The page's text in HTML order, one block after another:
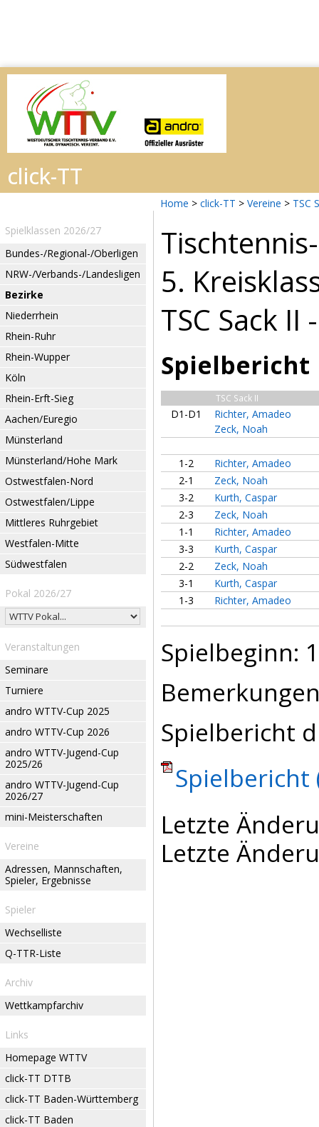
Home > click-TT > Vereine > TSC
Spielklassen 2026/27
Bundes-/Regional-/Oberligen
NRW-/Verbands-/Landesligen
Bezirke
Niederrhein
Rhein-Ruhr
Rhein-Wupper
Köln
Rhein-Erft-Sieg
Aachen/Euregio
Münsterland
Münsterland/Hohe Mark
Ostwestfalen-Nord
Ostwestfalen/Lippe
Mittleres Ruhrgebiet
Westfalen-Mitte
Südwestfalen
Pokal 2026/27
Veranstaltungen
Seminare
Turniere
andro WTTV-Cup 2025
andro WTTV-Cup 2026
andro WTTV-Jugend-Cup
2025/26
andro WTTV-Jugend-Cup
2026/27
mini-Meisterschaften
Vereine
Adressen, Mannschaften,
Spieler, Ergebnisse
Spieler
Wechselliste
Q-TTR-Liste
Archiv
Wettkampfarchiv
Links
Homepage WTTV
click-TT DTTB
click-TT Baden-Württemberg
click-TT Baden
5.
TSC Sack
Spielbericht
TSC Sack II
D1-D1
Richter, Amadeo
Zeck, Noah
1-2
Richter, Amadeo
2-1
Zeck, Noah
3-2
Kurth, Caspar
2-3
Zeck, Noah
1-1
Richter, Amadeo
3-3
Kurth, Caspar
2-2
Zeck, Noah
3-1
Kurth, Caspar
1-3
Richter, Amadeo
Spielbeginn:
Spielbericht
Spielbericht
Letzte
Letzte